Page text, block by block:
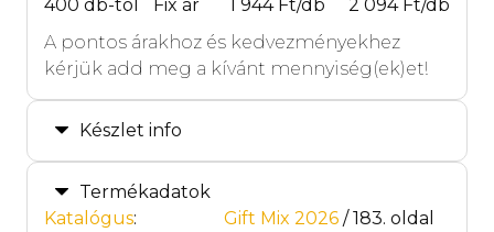
400 db-tól
Fix ár 1 944 Ft/db
2 094 Ft/db
A pontos árakhoz és kedvezményekhez
kérjük add meg a kívánt mennyiség(ek)et!
Készlet info
Termékadatok
Katalógus: Gift Mix 2026 / 183. oldal